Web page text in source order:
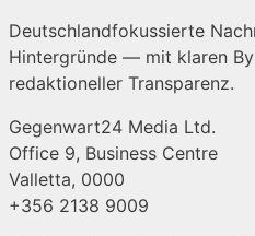
Deutschlandfokussierte
Hintergründe — mit klaren
redaktioneller Transparenz.
Gegenwart24 Media Ltd.
Office 9, Business Centre
Valletta, 0000
+356 2138 9009